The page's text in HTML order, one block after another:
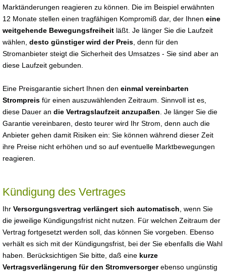
Marktänderungen reagieren zu können. Die im Beispiel erwähnten
12 Monate stellen einen tragfähigen Kompromiß dar, der Ihnen eine
weitgehende Bewegungsfreiheit läßt. Je länger Sie die Laufzeit
wählen, desto günstiger wird der Preis , denn für den
Stromanbieter steigt die Sicherheit des Umsatzes - Sie sind aber an
diese Laufzeit gebunden.
Eine Preisgarantie sichert Ihnen den einmal vereinbarten
Strompreis für einen auszuwählenden Zeitraum. Sinnvoll ist es,
diese Dauer an die Vertragslaufzeit anzupaßen . Je länger Sie die
Garantie vereinbaren, desto teurer wird Ihr Strom, denn auch die
Anbieter gehen damit Risiken ein: Sie können während dieser Zeit
ihre Preise nicht erhöhen und so auf eventuelle Marktbewegungen
reagieren.
Kündigung des Vertrages
Ihr Versorgungsvertrag verlängert sich automatisch , wenn Sie
die jeweilige Kündigungsfrist nicht nutzen. Für welchen Zeitraum der
Vertrag fortgesetzt werden soll, das können Sie vorgeben. Ebenso
verhält es sich mit der Kündigungsfrist, bei der Sie ebenfalls die Wahl
haben. Berücksichtigen Sie bitte, daß eine kurze
Vertragsverlängerung für den Stromversorgerebenso ungünstig